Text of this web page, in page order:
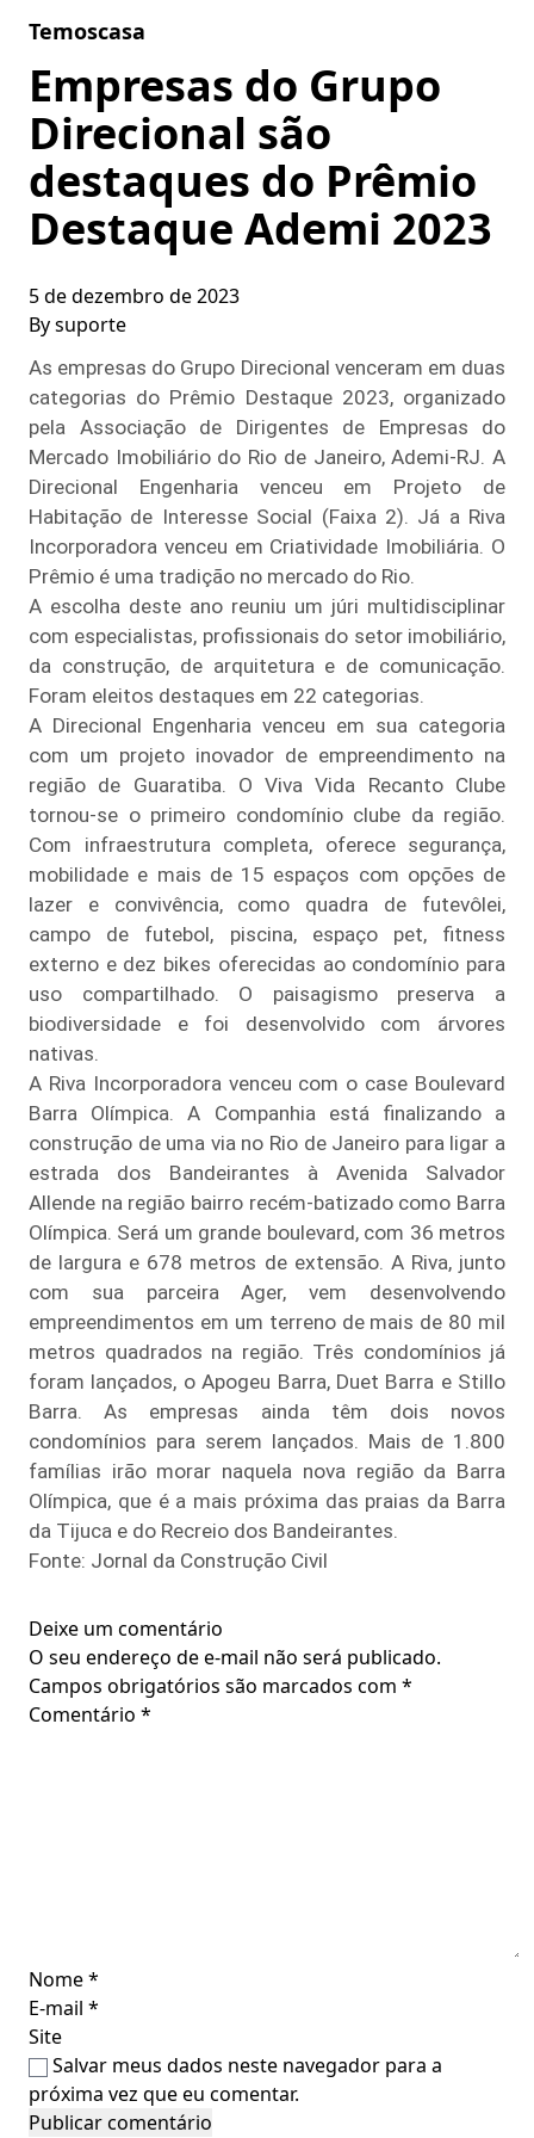
Temoscasa
Empresas do Grupo
Direcional são
destaques do Prêmio
Destaque Ademi 2023
5 de dezembro de 2023
Bysuporte
As empresas do Grupo Direcional venceram em duas
categorias do Prêmio Destaque 2023, organizado
pela Associação de Dirigentes de Empresas do
Mercado Imobiliário do Rio de Janeiro, Ademi-RJ. A
Direcional Engenharia venceu em Projeto de
Habitação de Interesse Social (Faixa 2). Já a Riva
Incorporadora venceu em Criatividade Imobiliária. O
Prêmio é uma tradição no mercado do Rio.
A escolha deste ano reuniu um júri multidisciplinar
com especialistas, profissionais do setor imobiliário,
da construção, de arquitetura e de comunicação.
Foram eleitos destaques em 22 categorias.
A Direcional Engenharia venceu em sua categoria
com um projeto inovador de empreendimento na
região de Guaratiba. O Viva Vida Recanto Clube
tornou-se o primeiro condomínio clube da região.
Com infraestrutura completa, oferece segurança,
mobilidade e mais de 15 espaços com opções de
lazer e convivência, como quadra de futevôlei,
campo de futebol, piscina, espaço pet, fitness
externo e dez bikes oferecidas ao condomínio para
uso compartilhado. O paisagismo preserva a
biodiversidade e foi desenvolvido com árvores
nativas.
A Riva Incorporadora venceu com o case Boulevard
Barra Olímpica. A Companhia está finalizando a
construção de uma via no Rio de Janeiro para ligar a
estrada dos Bandeirantes à Avenida Salvador
Allende na região bairro recém-batizado como Barra
Olímpica. Será um grande boulevard, com 36 metros
de largura e 678 metros de extensão. A Riva, junto
com sua parceira Ager, vem desenvolvendo
empreendimentos em um terreno de mais de 80 mil
metros quadrados na região. Três condomínios já
foram lançados, o Apogeu Barra, Duet Barra e Stillo
Barra. As empresas ainda têm dois novos
condomínios para serem lançados. Mais de 1.800
famílias irão morar naquela nova região da Barra
Olímpica, que é a mais próxima das praias da Barra
da Tijuca e do Recreio dos Bandeirantes.
Fonte: Jornal da Construção Civil
Deixe um comentário
O seu endereço de e-mail não será publicado.
Campos obrigatórios são marcados com *
Comentário *
Nome*
E-mail *
Site
Salvar meus dados neste navegador para a
próxima vez que eu comentar.